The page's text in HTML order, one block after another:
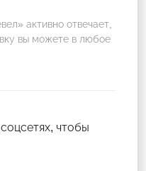
активно отвечает,
вы можете в любое
чтобы